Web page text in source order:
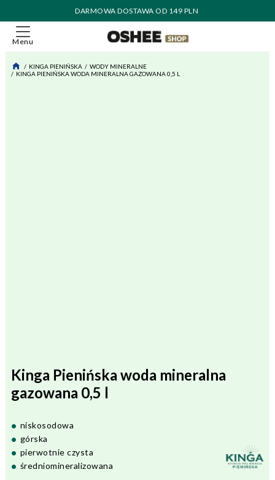
DARMOWA DOSTAWA OD 149 PLN
Menu
/ KINGA PIENIŃSKA / WODY MINERALNE
/ KINGA PIENIŃSKA WODA MINERALNA GAZOWANA 0,5 L
Kinga Pienińska woda mineralna
gazowana 0,5 l
niskosodowa
górska
pierwotnie czysta
średniomineralizowana